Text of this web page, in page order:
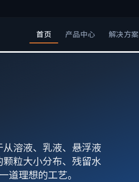
首页 产品中心 解决方案
溶液、乳液、悬浮液
粒大小分布、残留水
理想的工艺。